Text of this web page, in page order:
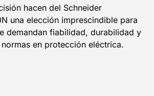
hacen del Schneider
una elección imprescindible para
demandan fiabilidad, durabilidad y
en protección eléctrica.